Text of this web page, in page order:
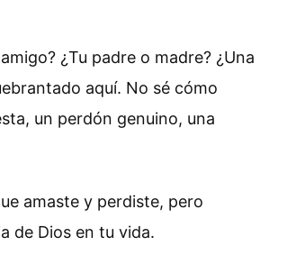
¿Tu padre o madre? ¿Una
aquí. No sé cómo
un perdón genuino, una
amaste y perdiste, pero
de Dios en tu vida.